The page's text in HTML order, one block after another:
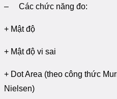
– Các chức năng đo:
+ Mật độ
+ Mật độ vi sai
+ Dot Area (theo công thức
Nielsen)